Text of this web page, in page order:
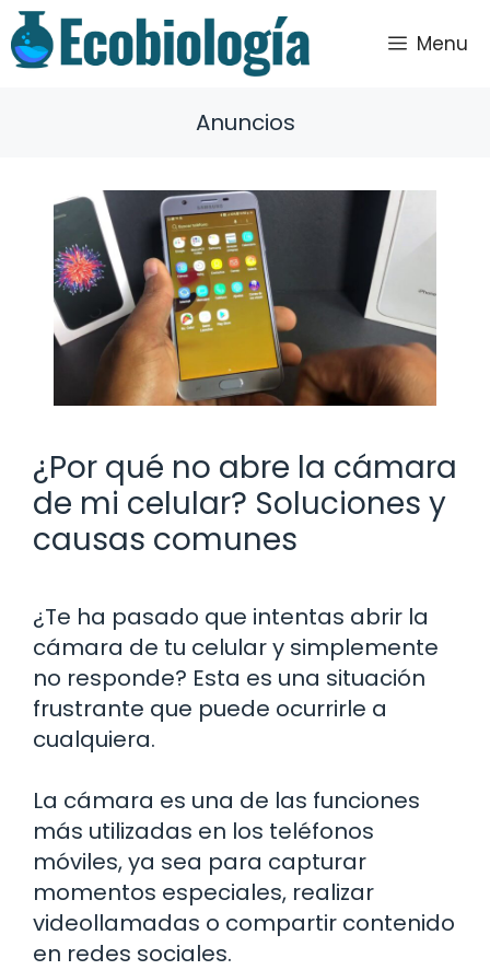
Saltar
al
contenido
Menu
Anuncios
¿Por qué no abre la cámara
de mi celular? Soluciones y
causas comunes
¿Te ha pasado que intentas abrir la
cámara de tu celular y simplemente
no responde? Esta es una situación
frustrante que puede ocurrirle a
cualquiera.
La cámara es una de las funciones
más utilizadas en los teléfonos
móviles, ya sea para capturar
momentos especiales, realizar
videollamadas o compartir contenido
en redes sociales.